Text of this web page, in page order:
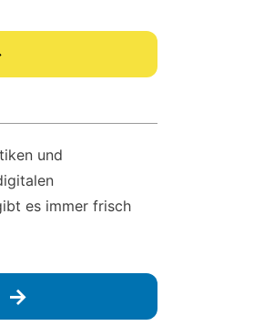
und
es immer frisch
→